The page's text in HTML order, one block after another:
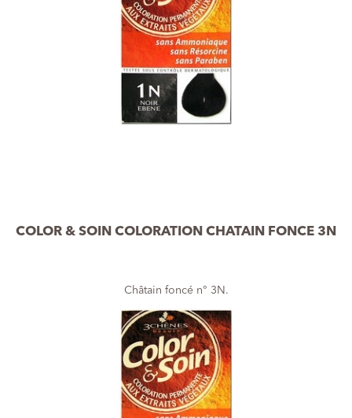
COLOR & SOIN COLORATION CHATAIN FONCE 3N
Châtain foncé n° 3N.